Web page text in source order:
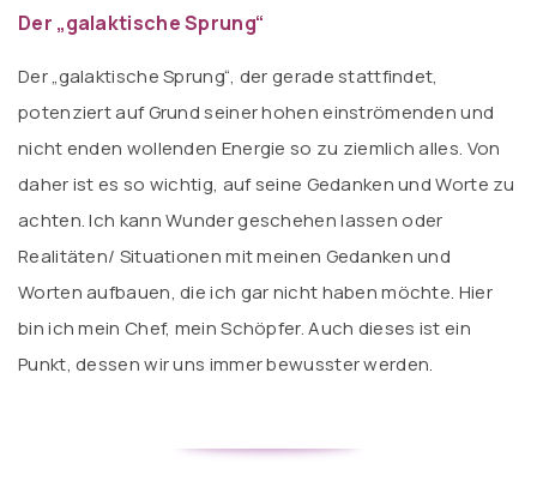
Der „galaktische Sprung“
Der „galaktische Sprung“, der gerade stattfindet,
potenziert auf Grund seiner hohen einströmenden und
nicht enden wollenden Energie so zu ziemlich alles. Von
daher ist es so wichtig, auf seine Gedanken und Worte zu
achten. Ich kann Wunder geschehen lassen oder
Realitäten/ Situationen mit meinen Gedanken und
Worten aufbauen, die ich gar nicht haben möchte. Hier
bin ich mein Chef, mein Schöpfer. Auch dieses ist ein
Punkt, dessen wir uns immer bewusster werden.